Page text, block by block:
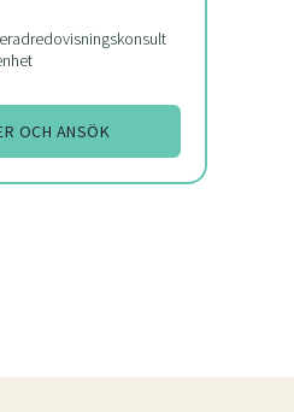
OCH ANSÖK